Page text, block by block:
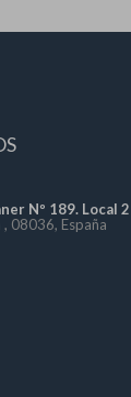
Nº 189. Local 2
, 08036, España